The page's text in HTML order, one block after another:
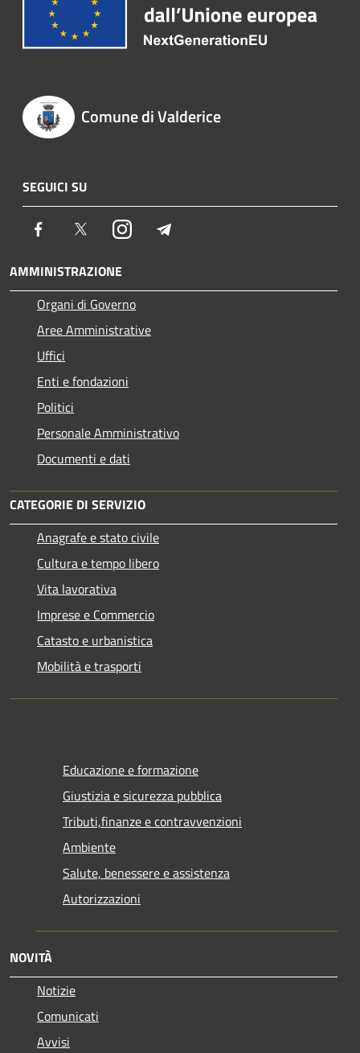
Comune di Valderice
SEGUICI SU
Facebook TwitterInstagram
AMMINISTRAZIONE
Organi di Governo
Aree Amministrative
Uffici
Enti e fondazioni
Politici
Personale Amministrativo
Documenti e dati
CATEGORIE DI SERVIZIO
Anagrafe e stato civile
Cultura e tempo libero
Vita lavorativa
Imprese e Commercio
Catasto e urbanistica
Mobilità e trasporti
Educazione e formazione
Giustizia e sicurezza pubblica
Tributi,finanze e contravvenzioni
Ambiente
Salute, benessere e assistenza
Autorizzazioni
NOVITÀ
Notizie
Comunicati
Avvisi